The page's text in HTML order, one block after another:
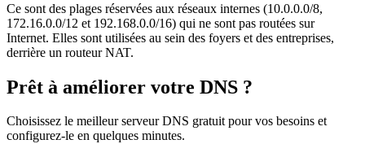
Ce sont des plages réservées aux réseaux internes (10.0.0.0/8,
172.16.0.0/12 et 192.168.0.0/16) qui ne sont pas routées sur
Internet. Elles sont utilisées au sein des foyers et des entreprises,
derrière un routeur NAT.
Prêt à améliorer votre DNS ?
Choisissez le meilleur serveur DNS gratuit pour vos besoins et
configurez-le en quelques minutes.